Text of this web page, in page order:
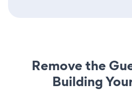
Remove the
Building